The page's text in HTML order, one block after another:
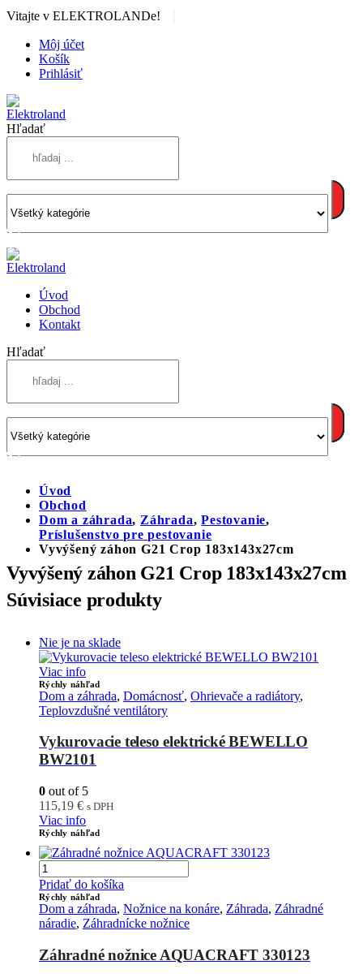
Vitajte v ELEKTROLANDe!
Môj účet
Košík
Prihlásiť
Hľadať
Úvod
Obchod
Kontakt
Hľadať
Úvod
Obchod
Dom a záhrada, Záhrada,Pestovanie,
Príslušenstvo pre pestovanie
Vyvýšený záhon G21 Crop 183x143x27cm
Vyvýšený záhon G21 Crop 183x143x27cm
Súvisiace produkty
Nie je na sklade
Viac info
Rýchly náhľad
Dom a záhrada, Domácnosť, Ohrievače a radiátory,
Teplovzdušné ventilátory
Vykurovacie teleso elektrické BEWELLO
BW2101
0 out of 5
115,19 € s DPH
Viac info
Rýchly náhľad
Pridať do košíka
Rýchly náhľad
Dom a záhrada, Nožnice na konáre, Záhrada, Záhradné
náradie, Záhradnícke nožnice
Záhradné nožnice AQUACRAFT 330123